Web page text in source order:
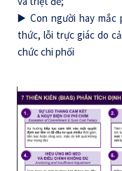
▶️ Con người hay mắc
thức, lỗi trực giác do
chức chi phối